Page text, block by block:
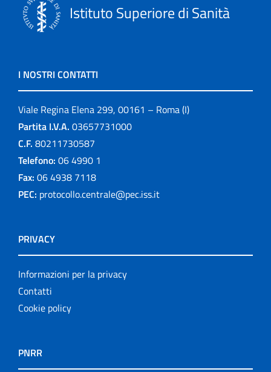
Istituto Superiore di Sanità
I NOSTRI CONTATTI
Viale Regina Elena 299, 00161 – Roma (I)
Partita I.V.A. 03657731000
C.F. 80211730587
Telefono: 06 4990 1
Fax: 06 4938 7118
PEC: protocollo.centrale@pec.iss.it
PRIVACY
Informazioni per la privacy
Contatti
Cookie policy
PNRR